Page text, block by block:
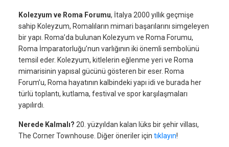
Kolezyum ve Roma Forumu, İtalya 2000 yıllık geçmişe
sahip Koleyzum, Romalıların mimari başarılarını simgeleyen
bir yapı. Roma’da bulunan Kolezyum ve Roma Forumu,
Roma İmparatorluğu’nun varlığının iki önemli sembolünü
temsil eder. Kolezyum, kitlelerin eğlenme yeri ve Roma
mimarisinin yapısal gücünü gösteren bir eser. Roma
Forum’u, Roma hayatının kalbindeki yapı idi ve burada her
türlü toplantı, kutlama, festival ve spor karşılaşmaları
yapılırdı.
Nerede Kalmalı? 20. yüzyıldan kalan lüks bir şehir villası,
The Corner Townhouse. Diğer öneriler için tıklayın!